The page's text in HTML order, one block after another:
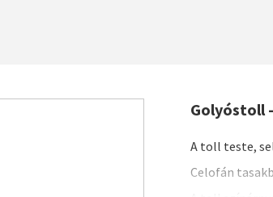
Golyóstoll
A toll teste,
Celofán